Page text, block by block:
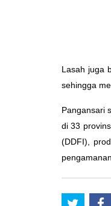
Lasah juga
sehingga
Pangansari
di 33
(DDFI),